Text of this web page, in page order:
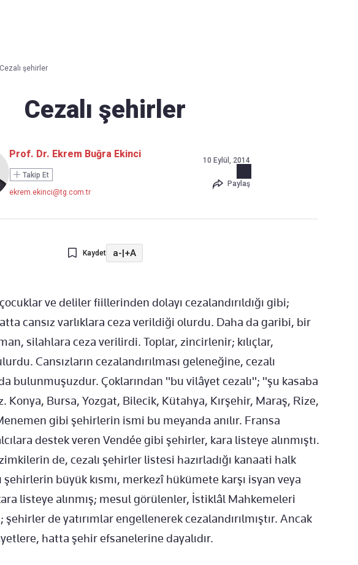
Cezalı şehirler
Cezalı şehirler
Prof. Dr. Ekrem Buğra Ekinci
Takip Et
ekrem.ekinci@tg.com.tr
10 Eylül, 2014
Paylaş
Kaydet a-|+A
ve deliler fiillerinden dolayı cezalandırıldığı gibi;
cansız varlıklara ceza verildiği olurdu. Daha da garibi, bir
silahlara ceza verilirdi. Toplar, zincirlenir; kılıçlar,
Cansızların cezalandırılması geleneğine, cezalı
bulunmuşuzdur. Çoklarından "bu vilâyet cezalı"; "şu kasaba
Konya, Bursa, Yozgat, Bilecik, Kütahya, Kırşehir, Maraş, Rize,
gibi şehirlerin ismi bu meyanda anılır. Fransa
destek veren Vendée gibi şehirler, kara listeye alınmıştı.
de, cezalı şehirler listesi hazırladığı kanaati halk
büyük kısmı, merkezî hükümete karşı isyan veya
listeye alınmış; mesul görülenler, İstiklâl Mahkemeleri
de yatırımlar engellenerek cezalandırılmıştır. Ancak
hatta şehir efsanelerine dayalıdır.